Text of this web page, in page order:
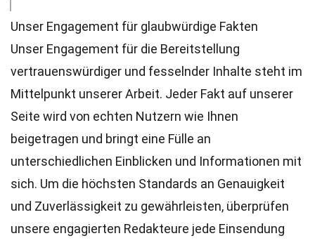
Unser Engagement für glaubwürdige Fakten
Unser Engagement für die Bereitstellung
vertrauenswürdiger und fesselnder Inhalte steht im
Mittelpunkt unserer Arbeit. Jeder Fakt auf unserer
Seite wird von echten Nutzern wie Ihnen
beigetragen und bringt eine Fülle an
unterschiedlichen Einblicken und Informationen mit
sich. Um die höchsten Standards an Genauigkeit
und Zuverlässigkeit zu gewährleisten, überprüfen
unsere engagierten Redakteure jede Einsendung